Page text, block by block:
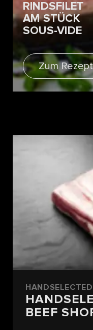
RINDSFILET
AM STÜCK
SOUS-VIDE
Zum Rezept
BEEF